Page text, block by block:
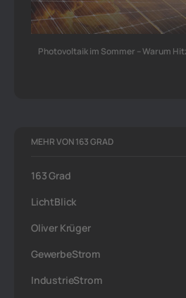
Photovoltaik im Sommer – Warum
MEHR VON 163 GRAD
163 Grad
LichtBlick
Oliver Krüger
GewerbeStrom
IndustrieStrom